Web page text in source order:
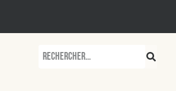
Rechercher